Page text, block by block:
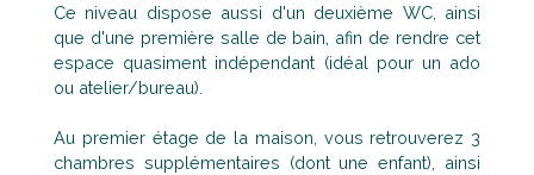
Ce niveau dispose aussi d'un deuxième WC, ainsi
que d'une première salle de bain, afin de rendre cet
espace quasiment indépendant (idéal pour un ado
ou atelier/bureau).
Au premier étage de la maison, vous retrouverez 3
chambres supplémentaires (dont une enfant), ainsi